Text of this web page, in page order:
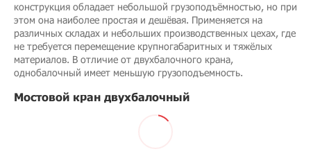
конструкция обладает небольшой грузоподъёмностью, но при
этом она наиболее простая и дешёвая. Применяется на
различных складах и небольших производственных цехах, где
не требуется перемещение крупногабаритных и тяжёлых
материалов. В отличие от двухбалочного крана,
однобалочный имеет меньшую грузоподъемность.
Мостовой кран двухбалочный